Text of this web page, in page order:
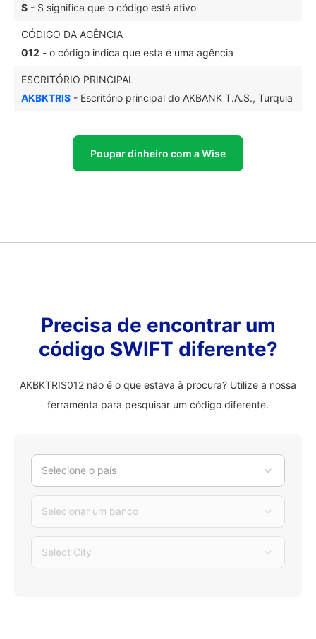
S - S significa que o código está ativo
CÓDIGO DA AGÊNCIA
012 - o código indica que esta é uma agência
ESCRITÓRIO PRINCIPAL
AKBKTRIS - Escritório principal do AKBANK T.A.S., Turquia
Poupar dinheiro com a Wise
Precisa de encontrar um
código SWIFT diferente?
AKBKTRIS012 não é o que estava à procura? Utilize a nossa
ferramenta para pesquisar um código diferente.
Selecione o país
Selecionar um banco
Select City